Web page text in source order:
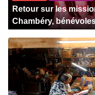
Retour sur les
Chambéry,